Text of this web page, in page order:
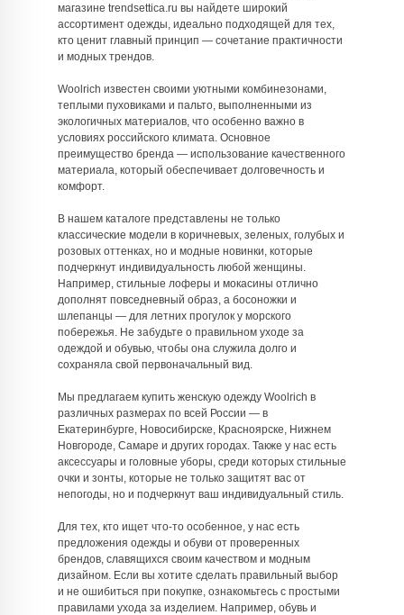
магазине trendsettica.ru вы найдете широкий
ассортимент одежды, идеально подходящей для тех,
кто ценит главный принцип — сочетание практичности
и модных трендов.
Woolrich известен своими уютными комбинезонами,
теплыми пуховиками и пальто, выполненными из
экологичных материалов, что особенно важно в
условиях российского климата. Основное
преимущество бренда — использование качественного
материала, который обеспечивает долговечность и
комфорт.
В нашем каталоге представлены не только
классические модели в коричневых, зеленых, голубых и
розовых оттенках, но и модные новинки, которые
подчеркнут индивидуальность любой женщины.
Например, стильные лоферы и мокасины отлично
дополнят повседневный образ, а босоножки и
шлепанцы — для летних прогулок у морского
побережья. Не забудьте о правильном уходе за
одеждой и обувью, чтобы она служила долго и
сохраняла свой первоначальный вид.
Мы предлагаем купить женскую одежду Woolrich в
различных размерах по всей России — в
Екатеринбурге, Новосибирске, Красноярске, Нижнем
Новгороде, Самаре и других городах. Также у нас есть
аксессуары и головные уборы, среди которых стильные
очки и зонты, которые не только защитят вас от
непогоды, но и подчеркнут ваш индивидуальный стиль.
Для тех, кто ищет что-то особенное, у нас есть
предложения одежды и обуви от проверенных
брендов, славящихся своим качеством и модным
дизайном. Если вы хотите сделать правильный выбор
и не ошибиться при покупке, ознакомьтесь с простыми
правилами ухода за изделием. Например, обувь и